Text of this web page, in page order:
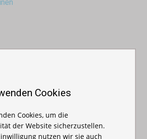
im Hof
des Materials und Holzes
Cookies
Cookies, um die
der Website sicherzustellen.
nutzen wir sie auch